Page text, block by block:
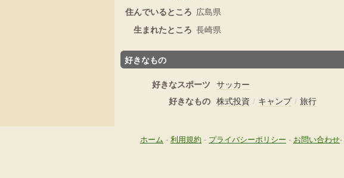
住んでいるところ 広島県
生まれたところ 長崎県
好きなもの
好きなスポーツ
サッカー
好きなもの
株式投資 / キャンプ / 旅行
ホーム - 利用規約 - プライバシーポリシー - お問い合わせ-